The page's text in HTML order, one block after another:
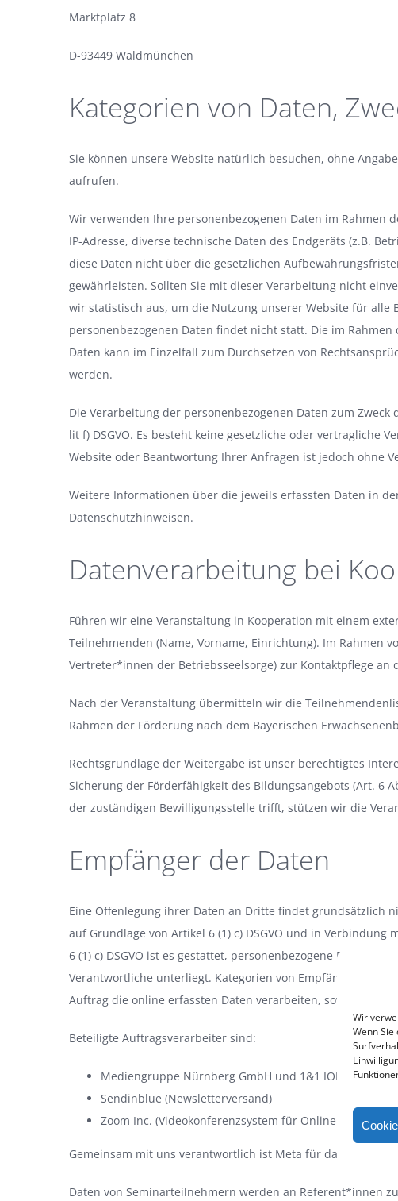
Wir
Wenn
Marktplatz 8
D-93449 Waldmünchen
Kategorien von Daten,
Sie können unsere Website natürlich besuchen, ohne
aufrufen.
Wir verwenden Ihre personenbezogenen Daten im Rahmen
IP-Adresse, diverse technische Daten des Endgeräts (z.B.
diese Daten nicht über die gesetzlichen
gewährleisten. Sollten Sie mit dieser Verarbeitung nicht
wir statistisch aus, um die Nutzung unserer Website für
personenbezogenen Daten findet nicht statt. Die im
Daten kann im Einzelfall zum Durchsetzen von
werden.
Die Verarbeitung der personenbezogenen Daten zum
lit f) DSGVO. Es besteht keine gesetzliche oder vertragliche
Website oder Beantwortung Ihrer Anfragen ist jedoch ohne
Weitere Informationen über die jeweils erfassten Daten in
Datenschutzhinweisen.
Datenverarbeitung bei
Führen wir eine Veranstaltung in Kooperation mit einem
Teilnehmenden (Name, Vorname, Einrichtung). Im Rahmen
Vertreter*innen der Betriebsseelsorge) zur Kontaktpflege
Nach der Veranstaltung übermitteln wir die
Rahmen der Förderung nach dem Bayerischen
Rechtsgrundlage der Weitergabe ist unser berechtigtes
Sicherung der Förderfähigkeit des Bildungsangebots (Art. 6
der zuständigen Bewilligungsstelle trifft, stützen wir die
Empfänger der Daten
Eine Offenlegung ihrer Daten an Dritte findet grundsätzlich
auf Grundlage von Artikel 6 (1) c) DSGVO und in
6 (1) c) DSGVO ist es gestattet, personenbezogene Daten
Verantwortliche unterliegt. Kategorien von Empfängern der
Auftrag die online erfassten Daten verarbeiten, sowie ggf.
Beteiligte Auftragsverarbeiter sind:
Mediengruppe Nürnberg GmbH und 1&1 IONOS SE
Sendinblue (Newsletterversand)
Zoom Inc. (Videokonferenzsystem für Online-
Gemeinsam mit uns verantwortlich ist Meta für das Betreiben
Daten von Seminarteilnehmern werden an Referent*innen